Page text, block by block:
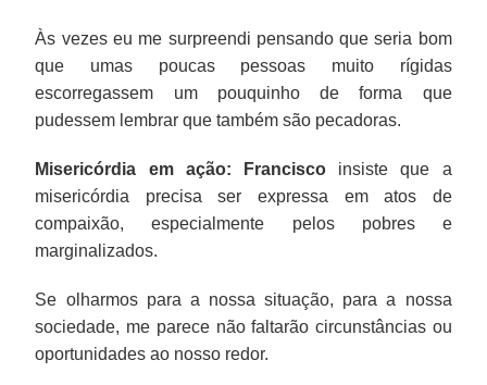
Às vezes eu me surpreendi pensando que seria bom
que umas poucas pessoas muito rígidas
escorregassem um pouquinho de forma que
pudessem lembrar que também são pecadoras.
Misericórdia em ação: Francisco insiste que a
misericórdia precisa ser expressa em atos de
compaixão, especialmente pelos pobres e
marginalizados.
Se olharmos para a nossa situação, para a nossa
sociedade, me parece não faltarão circunstâncias ou
oportunidades ao nosso redor.